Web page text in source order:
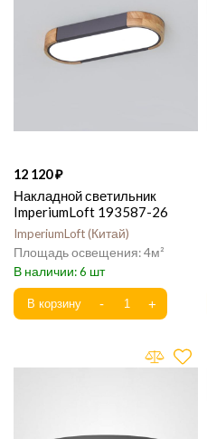
12 120
Накладной светильник
ImperiumLoft 193587-26
ImperiumLoft Китай
4
6